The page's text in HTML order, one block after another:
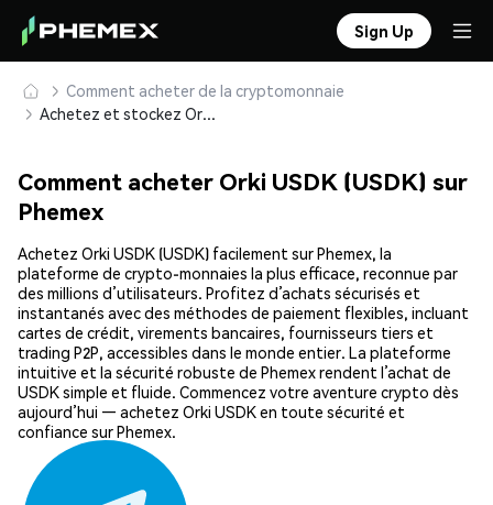
Sign Up
Comment acheter de la cryptomonnaie
Achetez et stockez Orki USDK (USDK) en toute sécurité
Comment acheter Orki USDK (USDK) sur
Phemex
Achetez Orki USDK (USDK) facilement sur Phemex, la
plateforme de crypto-monnaies la plus efficace, reconnue par
des millions d’utilisateurs. Profitez d’achats sécurisés et
instantanés avec des méthodes de paiement flexibles, incluant
cartes de crédit, virements bancaires, fournisseurs tiers et
trading P2P, accessibles dans le monde entier. La plateforme
intuitive et la sécurité robuste de Phemex rendent l’achat de
USDK simple et fluide. Commencez votre aventure crypto dès
aujourd’hui — achetez Orki USDK en toute sécurité et
confiance sur Phemex.